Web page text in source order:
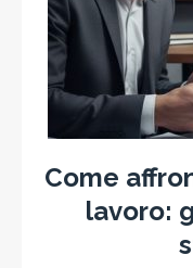
Come
lavoro: